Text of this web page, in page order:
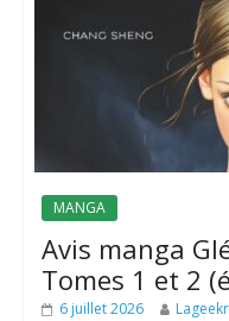
MANGA
Avis manga
Tomes 1 et 2
6 juillet 2026